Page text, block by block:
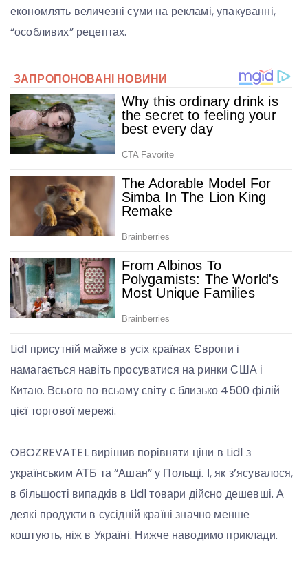
економлять величезні суми на рекламі, упакуванні,
“особливих” рецептах.
Lidl присутній майже в усіх країнах Європи і
намагається навіть просуватися на ринки США і
Китаю. Всього по всьому світу є близько 4500 філій
цієї торгової мережі.
OBOZREVATEL вирішив порівняти ціни в Lidl з
українським АТБ та “Ашан” у Польщі. І, як з’ясувалося,
в більшості випадків в Lidl товари дійсно дешевші. А
деякі продукти в сусідній країні значно менше
коштують, ніж в Україні. Нижче наводимо приклади.